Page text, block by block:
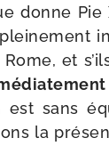
donne
et
est sans
la